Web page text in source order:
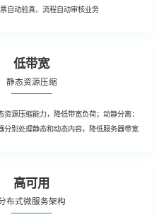
自动验真、流程自动审核业务
低带宽
静态资源压缩
源压缩能力，降低带宽负荷；动静分离：
分别处理静态和动态内容，降低服务器带宽
高可用
布式微服务架构